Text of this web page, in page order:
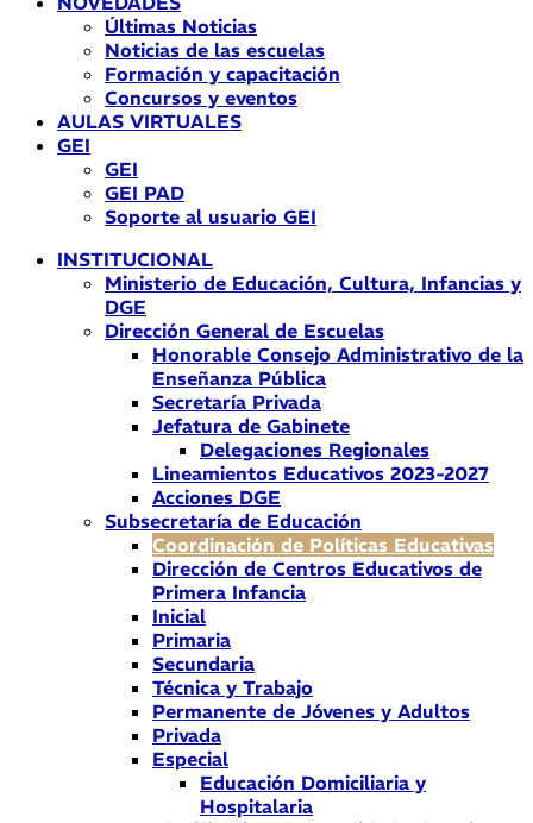
Últimas Noticias
Noticias de las escuelas
Formación y capacitación
Concursos y eventos
AULAS VIRTUALES
GEI
GEI
GEI PAD
Soporte al usuario GEI
INSTITUCIONAL
Ministerio de Educación, Cultura, Infancias y
DGE
Dirección General de Escuelas
Honorable Consejo Administrativo de la
Enseñanza Pública
Secretaría Privada
Jefatura de Gabinete
Delegaciones Regionales
Lineamientos Educativos 2023-2027
Acciones DGE
Subsecretaría de Educación
Coordinación de Políticas Educativas
Dirección de Centros Educativos de
Primera Infancia
Inicial
Primaria
Secundaria
Técnica y Trabajo
Permanente de Jóvenes y Adultos
Privada
Especial
Educación Domiciliaria y
Hospitalaria